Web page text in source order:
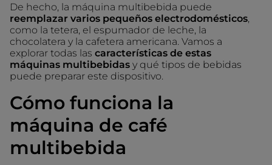
De hecho, la máquina multibebida puede
reemplazar varios pequeños electrodomésticos
como la tetera, el espumador de leche, la
chocolatera y la cafetera americana. Vamos a
explorar todas las características de estas
máquinas multibebidas y qué tipos de bebidas
puede preparar este dispositivo.
Cómo funciona la
máquina de café
multibebida